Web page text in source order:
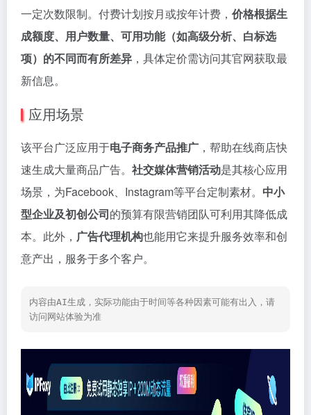
一定次数限制。付费计划按月或按年计费， 价格根据生
成额度、用户数量、可用功能（如高级分析、白标选
项）的不同而有所差异 ，具体定价需访问其官网获取最
新信息。
应用场景
该平台广泛应用于电子商务产品推广 ，帮助在线商店快
速生成大量商品广告。 社交媒体营销活动是其核心应用
场景，为Facebook、Instagram等平台定制素材。 中小
型企业及初创公司的预算有限营销团队可利用其降低成
本。此外， 广告代理机构也能用它来提升服务效率和创
意产出，服务于多个客户。
内容由AI生成，实际功能由于时间等各种因素可能有出入，请
访问网站体验为准